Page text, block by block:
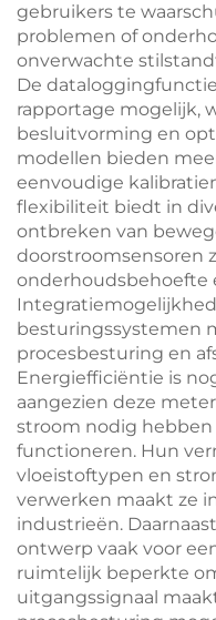
gebruikers te
problemen of
onverwachte
De
rapportage mogelijk,
besluitvorming en
modellen bieden
eenvoudige
flexibiliteit biedt in
ontbreken van
doorstroomsensoren
onderhoudsbehoefte
besturingssystemen
procesbesturing en
Energiefficiëntie is
aangezien deze
stroom nodig hebben
functioneren. Hun
vloeistoftypen en
verwerken maakt ze
industrieën.
ontwerp vaak voor
ruimtelijk beperkte
uitgangssignaal